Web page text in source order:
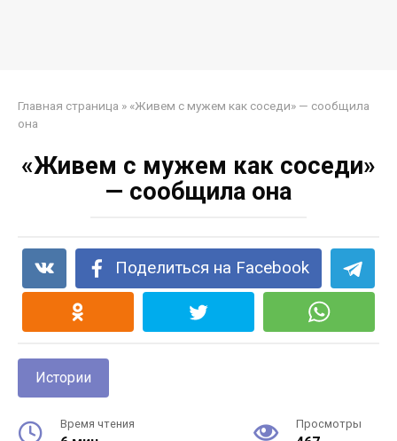
Главная страница » «Живем c мyжем как coceди» — cooбщила
она
«Живем c мyжем как coceди»
— cooбщила она
Поделиться на Facebook
Истории
Время чтения Просмотры